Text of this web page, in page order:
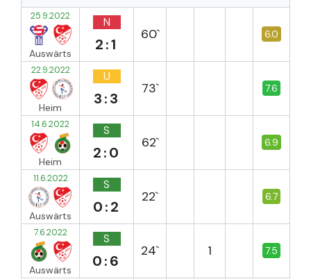
25.9.2022
Auswärts
N
2:1
60` 6.0
22.9.2022
Heim
U
3:3
73` 7.6
14.6.2022
Heim
S
2:0
62` 6.9
11.6.2022
Auswärts
S
0:2
22` 6.7
7.6.2022
Auswärts
S
0:6
24` 1 7.5